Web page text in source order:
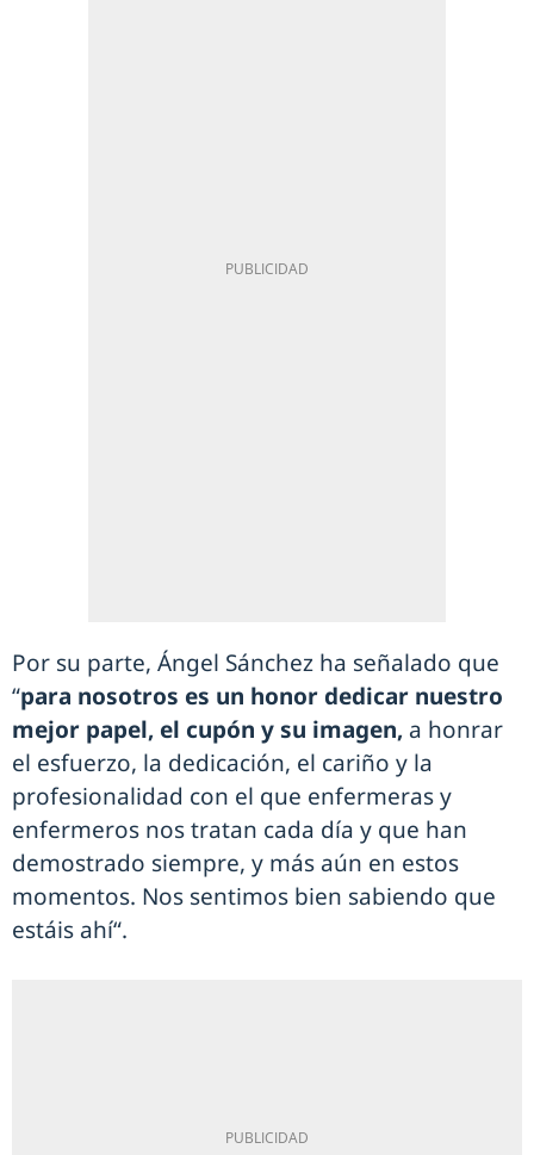
Por su parte, Ángel Sánchez ha señalado que
“para nosotros es un honor dedicar nuestro
mejor papel, el cupón y su imagen, a honrar
el esfuerzo, la dedicación, el cariño y la
profesionalidad con el que enfermeras y
enfermeros nos tratan cada día y que han
demostrado siempre, y más aún en estos
momentos. Nos sentimos bien sabiendo que
estáis ahí“.